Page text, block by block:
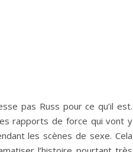
pas Russ pour ce qu’il est.
rapports de force qui vont y
les scènes de sexe. Cela